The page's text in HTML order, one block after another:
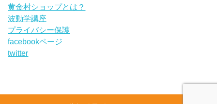
黄金村ショップとは？
波動学講座
プライバシー保護
facebookページ
twitter